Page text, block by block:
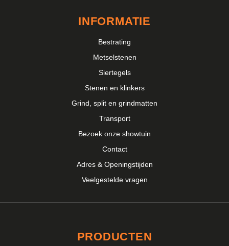
INFORMATIE
Bestrating
Metselstenen
Siertegels
Stenen en klinkers
Grind, split en grindmatten
Transport
Bezoek onze showtuin
Contact
Adres & Openingstijden
Veelgestelde vragen
PRODUCTEN